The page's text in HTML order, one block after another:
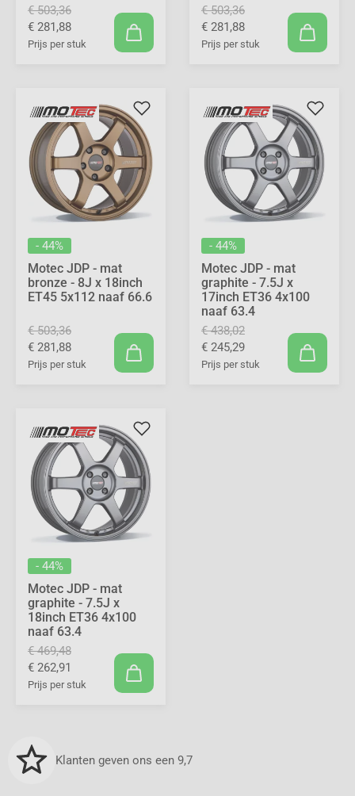
€ 503,36
€ 281,88
Prijs per stuk
€ 503,36
€ 281,88
Prijs per stuk
- 44%
Motec JDP - mat
bronze - 8J x 18inch
ET45 5x112 naaf 66.6
€ 503,36
€ 281,88
Prijs per stuk
- 44%
Motec JDP - mat
graphite - 7.5J x
17inch ET36 4x100
naaf 63.4
€ 438,02
€ 245,29
Prijs per stuk
- 44%
Motec JDP - mat
graphite - 7.5J x
18inch ET36 4x100
naaf 63.4
€ 469,48
€ 262,91
Prijs per stuk
Klanten geven ons een 9,7